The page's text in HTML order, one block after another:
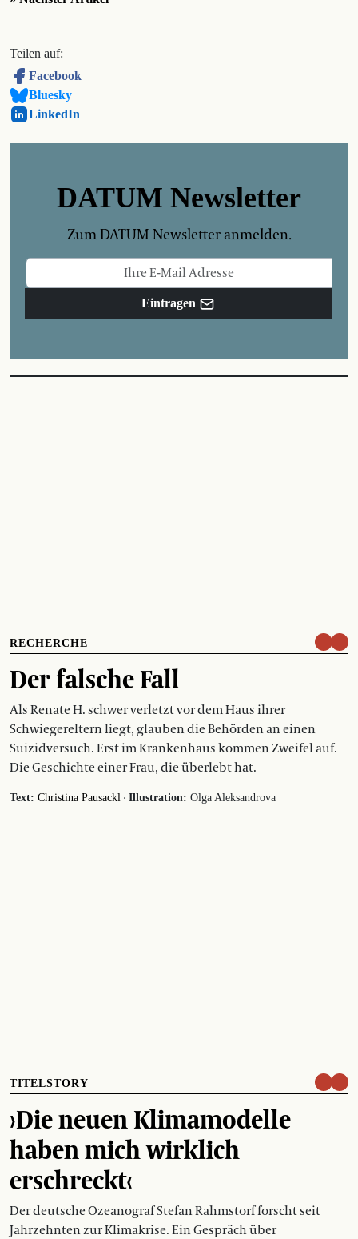
Teilen auf:
Facebook
Bluesky
LinkedIn
DATUM Newsletter
Zum DATUM Newsletter anmelden.
Eintragen
RECHERCHE
Der falsche Fall
Als Renate H. schwer verletzt vor dem Haus ihrer
Schwiegereltern liegt, glauben die Behörden an einen
Suizidversuch. Erst im Krankenhaus kommen Zweifel auf.
Die Geschichte einer Frau, die überlebt hat.
Text: Christina Pausackl · Illustration: Olga Aleksandrova
TITELSTORY
›Die neuen Klimamodelle
haben mich wirklich
erschreckt‹
Der deutsche Ozeanograf Stefan Rahmstorf forscht seit
Jahrzehnten zur Klimakrise. Ein Gespräch über